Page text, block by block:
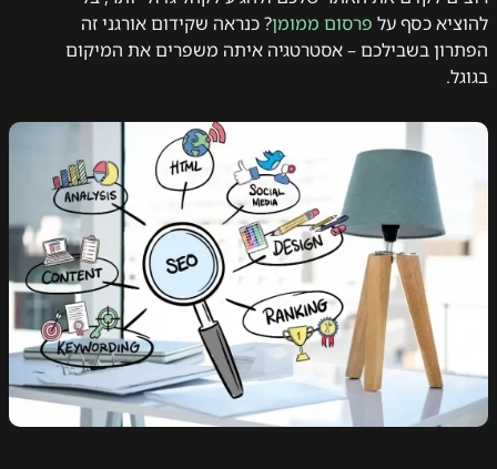
להוציא כסף על פרסום ממומן? כנראה שקידום אורגני זה
הפתרון בשבילכם – אסטרטגיה איתה משפרים את המיקום
בגוגל.